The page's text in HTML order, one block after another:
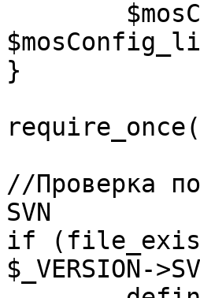
}
//Проверка
SVN
if
$_VERSION-